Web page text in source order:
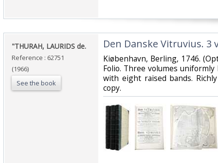
‎"THURAH, LAURIDS de.‎
Reference : 62751
(1966)
See the book
‎Den Danske Vitruvius. 3
‎Kiøbenhavn, Berling, 1746.
Folio. Three volumes
with eight raised bands.
copy. ‎